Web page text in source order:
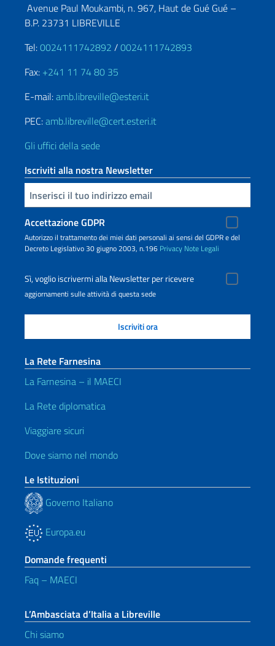
Avenue Paul Moukambi, n. 967, Haut de Gué Gué –
B.P. 23731 LIBREVILLE
Tel:0024111742892 /0024111742893
Fax: +241 11 74 80 35
E-mail:amb.libreville@esteri.it
PEC:amb.libreville@cert.esteri.it
Gli uffici della sede
Iscriviti alla nostra Newsletter
Inserisci la tua email
Accettazione GDPR
Autorizzo il trattamento dei miei dati personali ai sensi del GDPR e del
Decreto Legislativo 30 giugno 2003, n.196 Privacy Note Legali
Sì, voglio iscrivermi alla Newsletter per ricevere
aggiornamenti sulle attività di questa sede
La Rete Farnesina
La Farnesina – il MAECI
La Rete diplomatica
Viaggiare sicuri
Dove siamo nel mondo
Le Istituzioni
Governo Italiano
Europa.eu
Domande frequenti
Faq – MAECI
L’Ambasciata d’Italia a Libreville
Chi siamo